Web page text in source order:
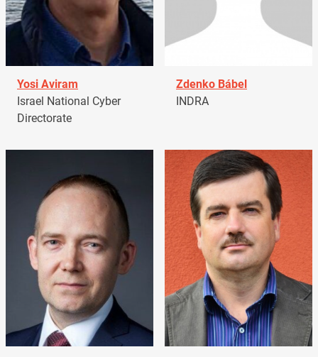
Yosi Aviram
Israel National Cyber
Directorate
Zdenko Bábel
INDRA